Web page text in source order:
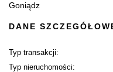
Goniądz
DANE
Typ transakcji:
Typ nieruchomości: